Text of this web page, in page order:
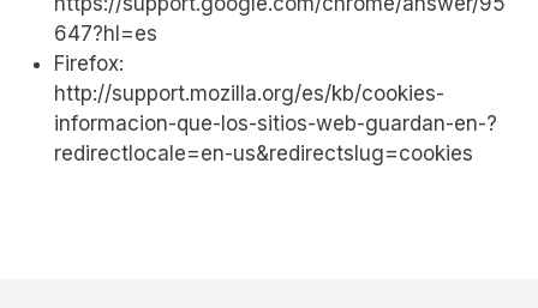
647?hl=es
Firefox:
http://support.mozilla.org/es/kb/cookies-
informacion-que-los-sitios-web-guardan-en-?
redirectlocale=en-us&redirectslug=cookies